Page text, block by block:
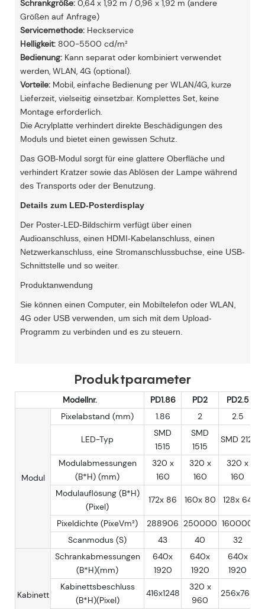
Schrankgröße:0,64 x 1,92 m / 0,96 x 1,92 m (andere
Größen auf Anfrage)
Servicemethode:Heckservice
Helligkeit:800-5500 cd/m²
Bedienung:Kann separat oder kombiniert verwendet
werden, WLAN, 4G (optional).
Vorteile:Mobil, einfache Bedienung per WLAN/4G, kurze
Lieferzeit, vielseitig einsetzbar. Komplettes Set, keine
Montage erforderlich.
Die Acrylplatte verhindert direkte Beschädigungen des
Moduls und bietet einen gewissen Schutz.
Das GOB-Modul sorgt für eine glattere Oberfläche und
verhindert Kratzer sowie das Ablösen der Lampe während
des Transports oder der Benutzung.
Details zum LED-Posterdisplay
Der Poster-LED-Bildschirm verfügt über einen
Audioanschluss, einen HDMI-Kabelanschluss, einen
Netzwerkanschluss, eine Stromanschlussbuchse, eine USB-
Schnittstelle und so weiter.
Produktanwendung
Sie können einen Computer, ein Mobiltelefon oder WLAN,
4G oder USB verwenden, um sich mit dem Upload-
Programm zu verbinden und es zu steuern.
Produktparameter
Modellnr. PD1.86 PD2 PD2.5
Modul
Pixelabstand (mm) 1.86 2 2.5
LED-Typ
SMD
1515
SMD
1515
SMD 2121
Modulabmessungen
(B*H) (mm)
320 x
160
320 x
160
320 x
160
Modulauflösung (B*H)
(Pixel)
172x 86 160x 80 128x 64
Pixeldichte (PixeVm²) 288906 250000 160000
Scanmodus (S)
43 40 32
Kabinett
Schrankabmessungen
(B*H)(mm)
640x
1920
640x
1920
640x
1920
Kabinettsbeschluss
(B*H)(Pixel)
416x1248
320 x
960
256x768